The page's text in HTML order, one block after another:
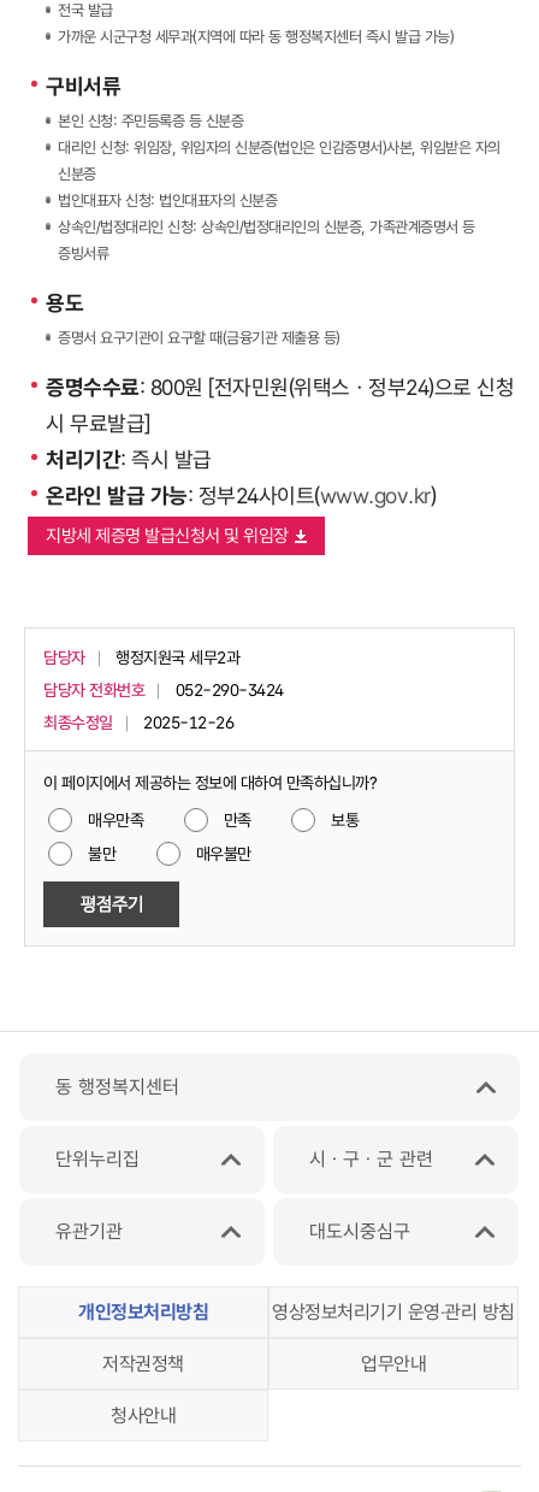
전국 발급
가까운 시군구청 세무과(지역에 따라 동 행정복지센터 즉시 발급 가능)
구비서류
본인 신청: 주민등록증 등 신분증
대리인 신청: 위임장, 위임자의 신분증(법인은 인감증명서)사본, 위임받은 자의
신분증
법인대표자 신청: 법인대표자의 신분증
상속인/법정대리인 신청: 상속인/법정대리인의 신분증, 가족관계증명서 등
증빙서류
용도
증명서 요구기관이 요구할 때(금융기관 제출용 등)
증명수수료: 800원 [전자민원(위택스ㆍ정부24)으로 신청
시 무료발급]
처리기간: 즉시 발급
온라인 발급 가능: 정부24사이트(www.gov.kr)
지방세 제증명 발급신청서 및 위임장
담당자
행정지원국 세무2과
담당자 전화번호
052-290-3424
최종수정일
2025-12-26
이 페이지에서 제공하는 정보에 대하여 만족하십니까?
매우만족
만족
보통
불만
매우불만
동 행정복지센터
단위누리집 시ㆍ구ㆍ군 관련
유관기관 대도시중심구
개인정보처리방침 영상정보처리기기 운영‧관리 방침
저작권정책 업무안내
청사안내